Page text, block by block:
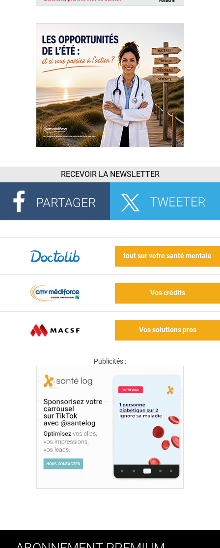
RECEVOIR LA NEWSLETTER
tout sur votre santé mentale
Vos crédits
Vos solutions pros
Publicités :